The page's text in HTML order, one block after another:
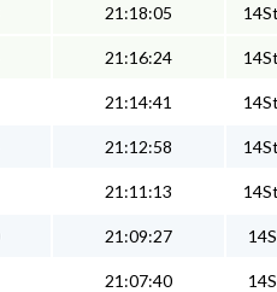
21:18:05
21:16:24
21:14:41
21:12:58
21:11:13
21:09:27
21:07:40